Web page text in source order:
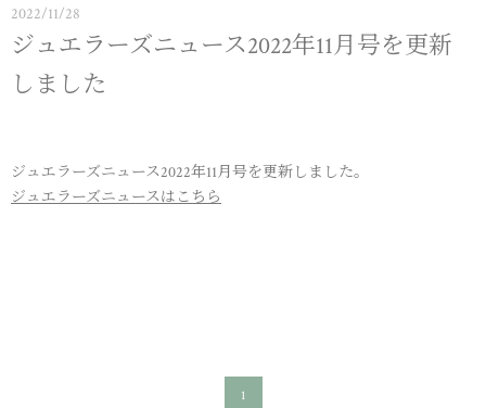
2022/11/28
ジュエラーズニュース2022年11月号を更新
しました
ジュエラーズニュース2022年11月号を更新しました。
ジュエラーズニュースはこちら
1